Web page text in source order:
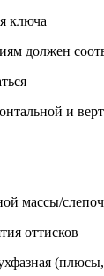
ключа
должен
и
массы/
оттисков